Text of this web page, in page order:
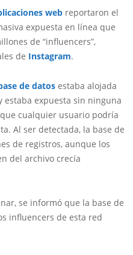
web reportaron el
expuesta en línea que
de “influencers”,
de Instagram.
de datos estaba alojada
estaba expuesta sin ninguna
cualquier usuario podría
Al ser detectada, la base de
de registros, aunque los
del archivo crecía
se informó que la base de
influencers de esta red